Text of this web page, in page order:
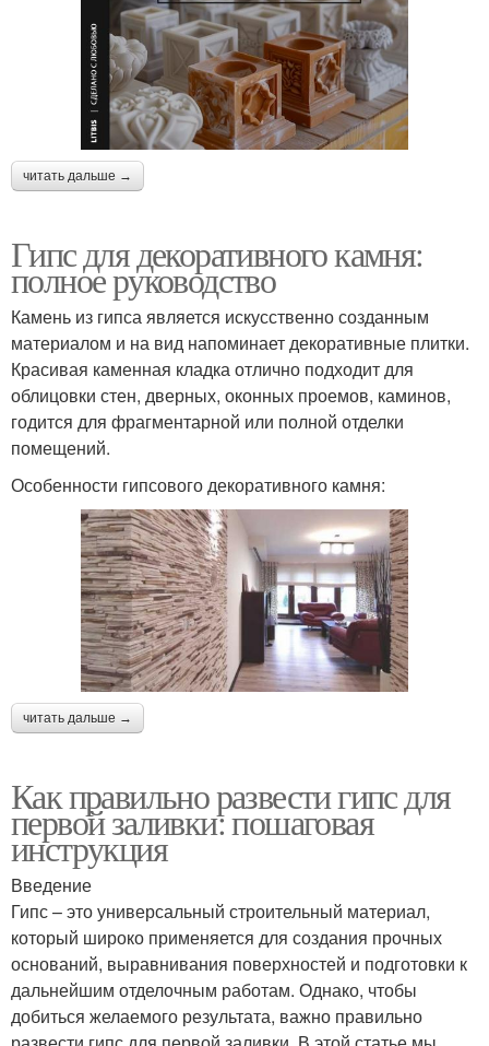
читать дальше →
Гипс для декоративного камня:
полное руководство
Камень из гипса является искусственно созданным
материалом и на вид напоминает декоративные плитки.
Красивая каменная кладка отлично подходит для
облицовки стен, дверных, оконных проемов, каминов,
годится для фрагментарной или полной отделки
помещений.
Особенности гипсового декоративного камня:
читать дальше →
Как правильно развести гипс для
первой заливки: пошаговая
инструкция
Введение
Гипс – это универсальный строительный материал,
который широко применяется для создания прочных
оснований, выравнивания поверхностей и подготовки к
дальнейшим отделочным работам. Однако, чтобы
добиться желаемого результата, важно правильно